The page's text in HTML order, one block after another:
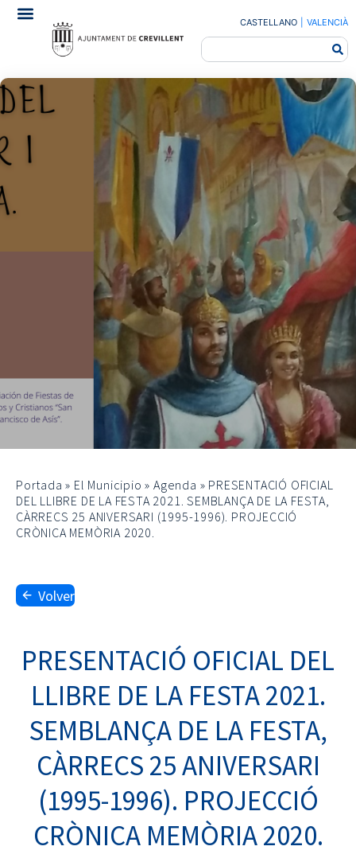
CASTELLANO VALENCIÀ
Portada » El Municipio »Agenda » PRESENTACIÓ OFICIAL
DEL LLIBRE DE LA FESTA 2021. SEMBLANÇA DE LA FESTA,
CÀRRECS 25 ANIVERSARI (1995-1996). PROJECCIÓ
CRÒNICA MEMÒRIA 2020.
Volver
PRESENTACIÓ OFICIAL DEL
LLIBRE DE LA FESTA 2021.
SEMBLANÇA DE LA FESTA,
CÀRRECS 25 ANIVERSARI
(1995-1996). PROJECCIÓ
CRÒNICA MEMÒRIA 2020.